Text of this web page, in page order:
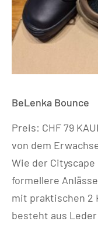
BeLenka Bounce
Preis: CHF 79
von dem
Wie der
formellere
mit praktischen 2
besteht aus